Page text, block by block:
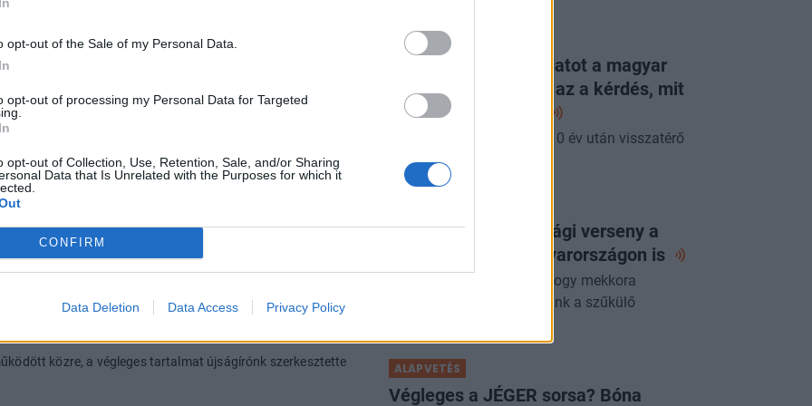
opt-out of the Sale of my Personal Data.
opt-out of processing my Personal Data for Targeted
opt-out of Collection, Use, Retention, Sale, and/or Sharing
Data that Is Unrelated with the Purposes for which it
CONFIRM
Data Deletion Data Access Privacy Policy
nagyobb a feszültség az USA-ban
hivatal, változás az
súlyos többlethalálozást okoz a
bizonygatása, hanem annak
út nem a függetlenség elvesztésével jár,
növekedésétgarantálja.
közre, a végleges tartalmat újságírónk szerkesztette
PORTFOLIO CHECKLIST
Rég látott ilyen jó adatot a magyar
gazdaság: már csak az a kérdés, mit
lép erre a
A pénteki Checklistben a 10 év után visszatérő
alacsony infláció.
A következő gazdasági verseny a
vízért folyhat - Magyarországon is
Egyre fontosabb kérdés, hogy mekkora
gazdasági értéket teremtünk a szűkülő
ALAPVETÉS
Végleges a JÉGER sorsa? Bóna